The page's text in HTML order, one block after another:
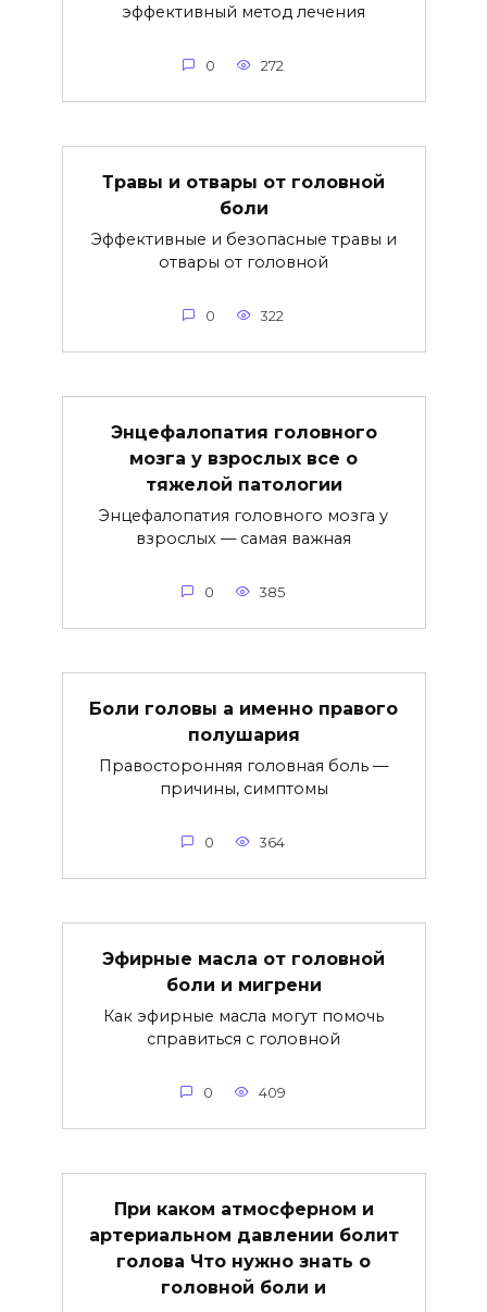
эффективный метод лечения
0 272
Травы и отвары от головной
боли
Эффективные и безопасные травы и
отвары от головной
0 322
Энцефалопатия головного
мозга у взрослых все о
тяжелой патологии
Энцефалопатия головного мозга у
взрослых — самая важная
0 385
Боли головы а именно правого
полушария
Правосторонняя головная боль —
причины, симптомы
0 364
Эфирные масла от головной
боли и мигрени
Как эфирные масла могут помочь
справиться с головной
0 409
При каком атмосферном и
артериальном давлении болит
голова Что нужно знать о
головной боли и